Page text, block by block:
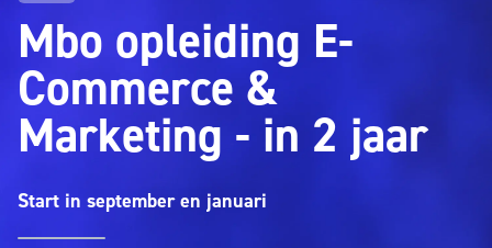
Mbo opleiding E-
Commerce &
Marketing - in 2 jaar
Start in september en januari